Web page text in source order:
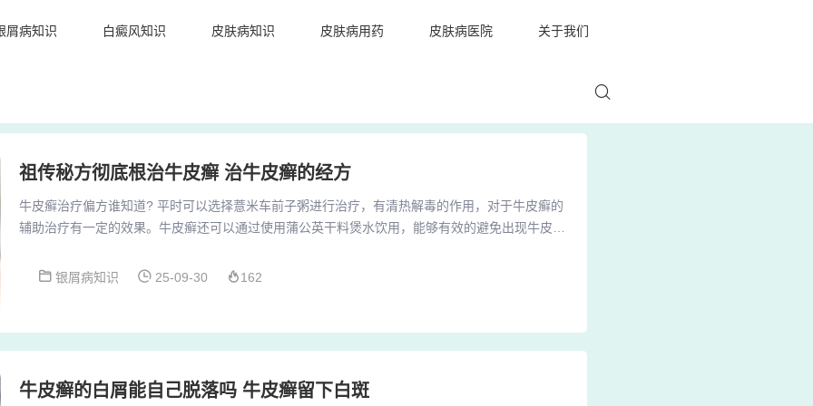
屑病知识 白癜风知识 皮肤病知识 皮肤病用药 皮肤病医院 关于我们
祖传秘方彻底根治牛皮癣 治牛皮癣的经方
牛皮癣治疗偏方谁知道? 平时可以选择薏米车前子粥进行治疗，有清热解毒的作用，对于牛皮癣的
辅助治疗有一定的效果。牛皮癣还可以通过使用蒲公英干料煲水饮用，能够有效的避免出现牛皮癣
进行调理。栗子粥治牛皮癣，将栗子50克、粳米100克加水煮成粥，栗子具有养胃健脾、补肾强
银屑病知识 25-09-30 162
牛皮癣的白屑能自己脱落吗 牛皮癣留下白斑